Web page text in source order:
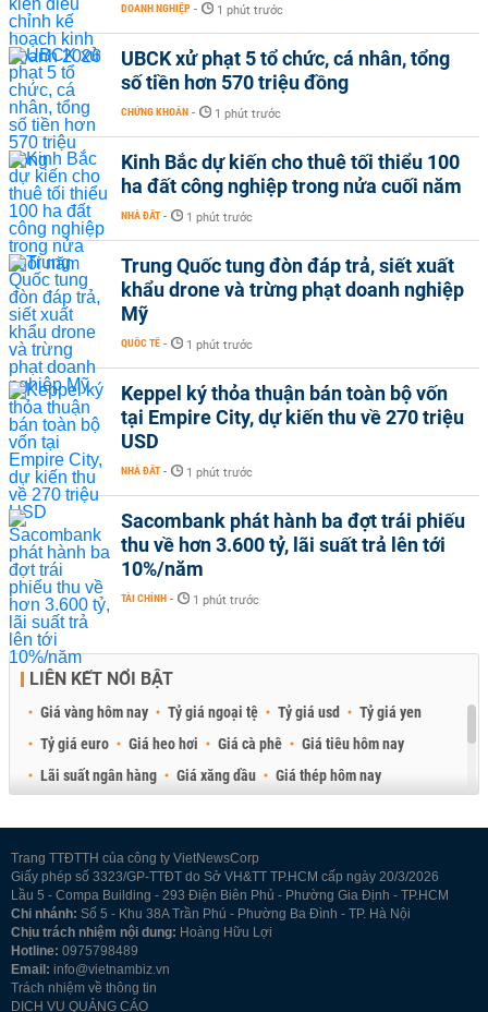
DOANH NGHIỆP - 1 phút trước
UBCK xử phạt 5 tổ chức, cá nhân, tổng
số tiền hơn 570 triệu đồng
CHỨNG KHOÁN - 1 phút trước
Kinh Bắc dự kiến cho thuê tối thiểu 100
ha đất công nghiệp trong nửa cuối năm
NHÀ ĐẤT - 1 phút trước
Trung Quốc tung đòn đáp trả, siết xuất
khẩu drone và trừng phạt doanh nghiệp
Mỹ
QUỐC TẾ - 1 phút trước
Keppel ký thỏa thuận bán toàn bộ vốn
tại Empire City, dự kiến thu về 270 triệu
USD
NHÀ ĐẤT - 1 phút trước
Sacombank phát hành ba đợt trái phiếu
thu về hơn 3.600 tỷ, lãi suất trả lên tới
10%/năm
TÀI CHÍNH - 1 phút trước
LIÊN KẾT NỔI BẬT
Giá vàng hôm nay Tỷ giá ngoại tệ Tỷ giá usd
Tỷ giá yen
Tỷ giá euro
Giá heo hơi Giá cà phê
Giá tiêu hôm nay
Lãi suất ngân hàng
Giá xăng dầu
Giá thép hôm nay
Trang TTĐTTH của công ty VietNewsCorp
Giấy phép số 3323/GP-TTĐT do Sở VH&TT TP.HCM cấp ngày 20/3/2026
Lầu 5 - Compa Building - 293 Điện Biên Phủ - Phường Gia Định - TP.HCM
Chi nhánh: Số 5 - Khu 38A Trần Phú - Phường Ba Đình - TP. Hà Nội
Chịu trách nhiệm nội dung: Hoàng Hữu Lợi
Hotline: 0975798489
Email: info@vietnambiz.vn
Trách nhiệm về thông tin
DỊCH VỤ QUẢNG CÁO